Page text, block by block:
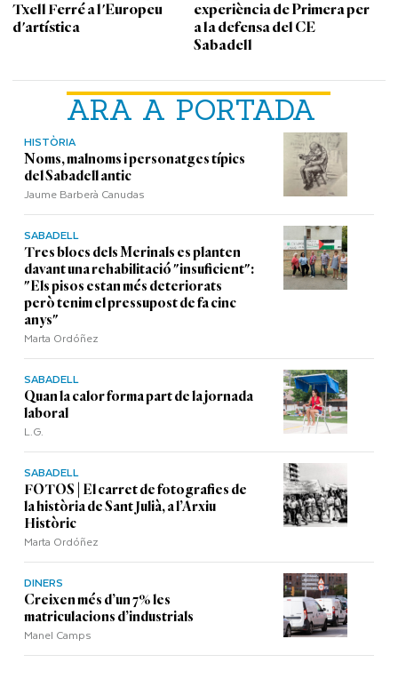
ARA A PORTADA
HISTÒRIA
Noms, malnoms i personatges típics
del Sabadell antic
Jaume Barberà Canudas
SABADELL
Tres blocs dels Merinals es planten
davant una rehabilitació "insuficient":
"Els pisos estan més deteriorats
però tenim el pressupost de fa cinc
anys"
Marta Ordóñez
SABADELL
Quan la calor forma part de la jornada
laboral
L.G.
SABADELL
FOTOS | El carret de fotografies de
la història de Sant Julià, a l’Arxiu
Històric
Marta Ordóñez
DINERS
Creixen més d’un 7% les
matriculacions d’industrials
Manel Camps
Txell Ferré a l'Europeu
d'artística
experiència de Primera per
a la defensa del CE
Sabadell